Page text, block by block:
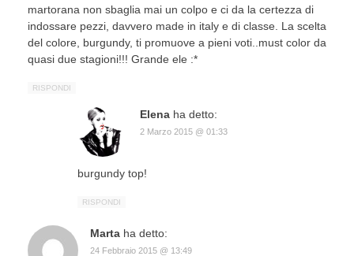
martorana non sbaglia mai un colpo e ci da la certezza di
indossare pezzi, davvero made in italy e di classe. La scelta
del colore, burgundy, ti promuove a pieni voti..must color da
quasi due stagioni!!! Grande ele :*
RISPONDI
Elena ha detto:
2 Marzo 2015 @ 01:33
burgundy top!
RISPONDI
Marta ha detto:
24 Febbraio 2015 @ 13:49